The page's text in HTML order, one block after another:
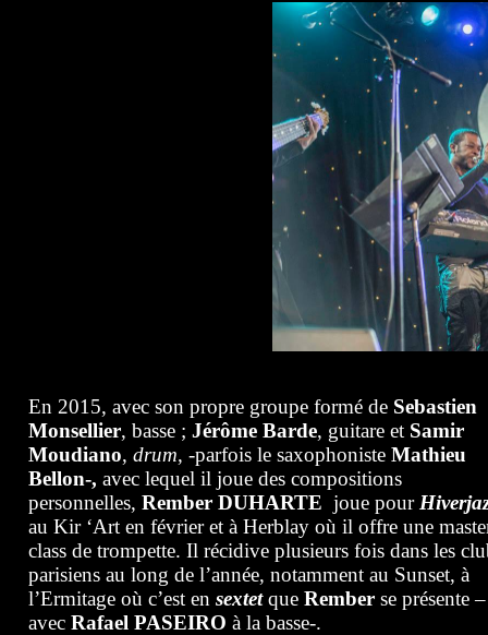
En 2015, avec son propre groupe formé de Sebastien
Monsellier, basse ; Jérôme Barde, guitare et Samir
Moudiano, drum, -parfois le saxophoniste Mathieu
Bellon-, avec lequel il joue des compositions
personnelles, Rember DUHARTE joue pour
au Kir ‘Art en février et à Herblay où il offre une
class de trompette. Il récidive plusieurs fois dans les
parisiens au long de l’année, notamment au Sunset, à
l’Ermitage où c’est en sextetque Remberse présente –
avec Rafael PASEIRO à la basse-.